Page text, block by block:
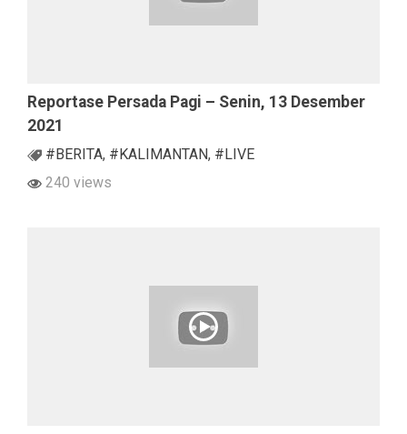
Reportase Persada Pagi – Senin, 13 Desember
2021
#BERITA, #KALIMANTAN, #LIVE
240 views